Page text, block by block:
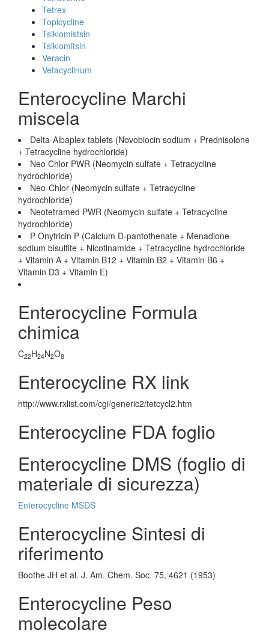
Tetrex
Topicycline
Tsiklomistsin
Tsiklomitsin
Veracin
Vetacyclinum
Enterocycline Marchi
miscela
Delta-Albaplex tablets (Novobiocin sodium + Prednisolone
+ Tetracycline hydrochloride)
Neo Chlor PWR (Neomycin sulfate + Tetracycline
hydrochloride)
Neo-Chlor (Neomycin sulfate + Tetracycline
hydrochloride)
Neotetramed PWR (Neomycin sulfate + Tetracycline
hydrochloride)
P Onytricin P (Calcium D-pantothenate + Menadione
sodium bisulfite + Nicotinamide + Tetracycline hydrochloride
+ Vitamin A + Vitamin B12 + Vitamin B2 + Vitamin B6 +
Vitamin D3 + Vitamin E)
Enterocycline Formula
chimica
C22H24N2O8
Enterocycline RX link
http://www.rxlist.com/cgi/generic2/tetcycl2.htm
Enterocycline FDA foglio
Enterocycline DMS (foglio di
materiale di sicurezza)
Enterocycline MSDS
Enterocycline Sintesi di
riferimento
Boothe JH et al. J. Am. Chem. Soc. 75, 4621 (1953)
Enterocycline Peso
molecolare